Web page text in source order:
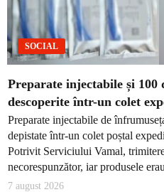
SOCIAL
Preparate injectabile și 100
descoperite într-un colet
Preparate injectabile de
depistate într-un colet poștal
Potrivit Serviciului Vamal,
necorespunzător, iar produsele
7 august 2026